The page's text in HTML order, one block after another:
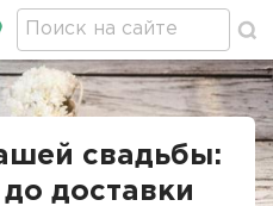
в Воронеже
свадьбы:
доставки